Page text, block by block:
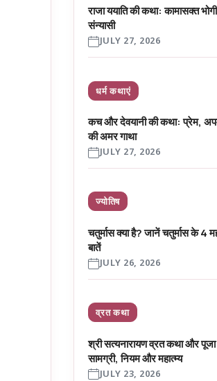
राजा ययाति की कथा: कामासक्त
संन्यासी
JULY 27, 2026
धर्म कथाएं
कच और देवयानी की कथा: प्रेम,
की अमर गाथा
JULY 27, 2026
ज्योतिष
चतुर्मास क्या है? जानें चतुर्मास के 4
बातें
JULY 26, 2026
व्रत कथा
श्री सत्यनारायण व्रत कथा और पूजा
सामग्री, नियम और महात्म्य
JULY 23, 2026